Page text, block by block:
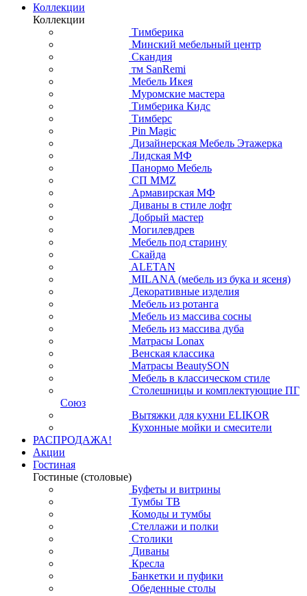
Коллекции
Коллекции
Тимберика
Минский мебельный центр
Скандия
тм SanRemi
Мебель Икея
Муромские мастера
Тимберика Кидс
Тимберс
Pin Magic
Дизайнерская Мебель Этажерка
Лидская МФ
Панормо Мебель
СП ММZ
Армавирская МФ
Диваны в стиле лофт
Добрый мастер
Могилевдрев
Мебель под старину
Скайда
ALETAN
MILANA (мебель из бука и ясеня)
Декоративные изделия
Мебель из ротанга
Мебель из массива сосны
Мебель из массива дуба
Матрасы Lonax
Венская классика
Матрасы BeautySON
Мебель в классическом стиле
Столешницы и комплектующие ПГ
Союз
Вытяжки для кухни ELIKOR
Кухонные мойки и смесители
РАСПРОДАЖА!
Акции
Гостиная
Гостиные (столовые)
Буфеты и витрины
Тумбы ТВ
Комоды и тумбы
Стеллажи и полки
Столики
Диваны
Кресла
Банкетки и пуфики
Обеденные столы